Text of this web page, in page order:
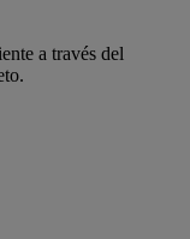
a través del